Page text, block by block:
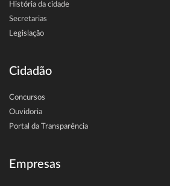
História da cidade
Secretarias
Legislação
Cidadão
Concursos
Ouvidoria
Portal da Transparência
Empresas